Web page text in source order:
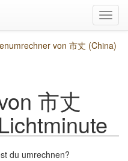
von 市丈 (China)
市丈
du umrechnen?